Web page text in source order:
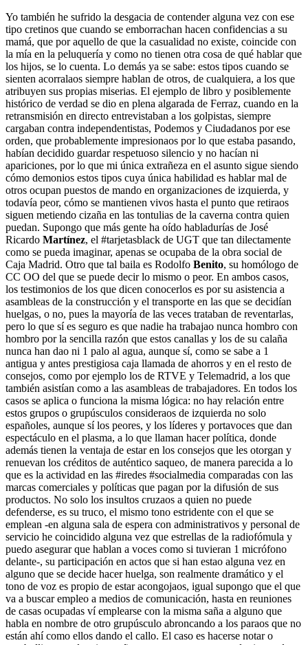
Yo también he sufrido la desgacia de contender alguna vez con ese
tipo cretinos que cuando se emborrachan hacen confidencias a su
mamá, que por aquello de que la casualidad no existe, coincide con
la mía en la peluquería y como no tienen otra cosa de qué hablar que
los hijos, se lo cuenta. Lo demás ya se sabe: estos tipos cuando se
sienten acorralaos siempre hablan de otros, de cualquiera, a los que
atribuyen sus propias miserias. El ejemplo de libro y posiblemente
histórico de verdad se dio en plena algarada de Ferraz, cuando en la
retransmisión en directo entrevistaban a los golpistas, siempre
cargaban contra independentistas, Podemos y Ciudadanos por ese
orden, que probablemente impresionaos por lo que estaba pasando,
habían decidido guardar respetuoso silencio y no hacían ni
apariciones, por lo que mi única extrañeza en el asunto sigue siendo
cómo demonios estos tipos cuya única habilidad es hablar mal de
otros ocupan puestos de mando en organizaciones de izquierda, y
todavía peor, cómo se mantienen vivos hasta el punto que retiraos
siguen metiendo cizaña en las tontulias de la caverna contra quien
puedan. Supongo que más gente ha oído habladurías de José
Ricardo Martínez, el #tarjetasblack de UGT que tan dilectamente
como se pueda imaginar, apenas se ocupaba de la obra social de
Caja Madrid. Otro que tal baila es Rodolfo Benito, su homólogo de
CC OO del que se puede decir lo mismo o peor. En ambos casos,
los testimonios de los que dicen conocerlos es por su asistencia a
asambleas de la construcción y el transporte en las que se decidían
huelgas, o no, pues la mayoría de las veces trataban de reventarlas,
pero lo que sí es seguro es que nadie ha trabajao nunca hombro con
hombro por la sencilla razón que estos canallas y los de su calaña
nunca han dao ni 1 palo al agua, aunque sí, como se sabe a 1
antigua y antes prestigiosa caja llamada de ahorros y en el resto de
consejos, como por ejemplo los de RTVE y Telemadrid, a los que
también asistían como a las asambleas de trabajadores. En todos los
casos se aplica o funciona la misma lógica: no hay relación entre
estos grupos o grupúsculos consideraos de izquierda no solo
españoles, aunque sí los peores, y los líderes y portavoces que dan
espectáculo en el plasma, a lo que llaman hacer política, donde
además tienen la ventaja de estar en los consejos que les otorgan y
renuevan los créditos de auténtico saqueo, de manera parecida a lo
que es la actividad en las #iredes #socialmedia comparadas con las
marcas comerciales y políticas que pagan por la difusión de sus
productos. No solo los insultos cruzaos a quien no puede
defenderse, es su truco, el mismo tono estridente con el que se
emplean -en alguna sala de espera con administrativos y personal de
servicio he coincidido alguna vez que estrellas de la radiofómula y
puedo asegurar que hablan a voces como si tuvieran 1 micrófono
delante-, su participación en actos que si han estao alguna vez en
alguno que se decide hacer huelga, son realmente dramático y el
tono de voz es propio de estar acongojaos, igual supongo que el que
va a buscar empleo a medios de comunicación, hasta en reuniones
de casas ocupadas ví emplearse con la misma saña a alguno que
habla en nombre de otro grupúsculo abroncando a los paraos que no
están ahí como ellos dando el callo. El caso es hacerse notar o